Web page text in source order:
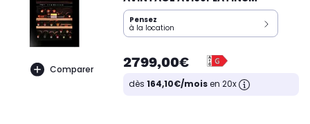
Comparer
Pensez
à la location
2799,00€
dès 164,10€/moisen 20x